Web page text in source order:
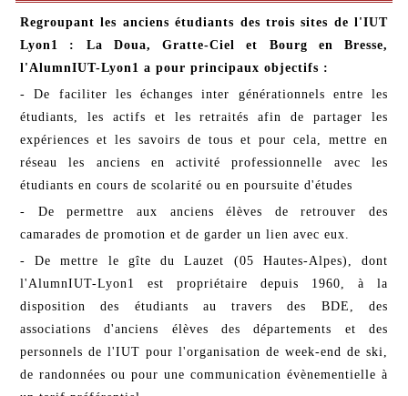
Regroupant les anciens étudiants des trois sites de l'IUT
Lyon1 : La Doua, Gratte-Ciel et Bourg en Bresse,
l'AlumnIUT-Lyon1 a pour principaux objectifs :
- De faciliter les échanges inter générationnels entre les
étudiants, les actifs et les retraités afin de partager les
expériences et les savoirs de tous et pour cela, mettre en
réseau les anciens en activité professionnelle avec les
étudiants en cours de scolarité ou en poursuite d'études
- De permettre aux anciens élèves de retrouver des
camarades de promotion et de garder un lien avec eux.
- De mettre le gîte du Lauzet (05 Hautes-Alpes), dont
l'AlumnIUT-Lyon1 est propriétaire depuis 1960, à la
disposition des étudiants au travers des BDE, des
associations d'anciens élèves des départements et des
personnels de l'IUT pour l'organisation de week-end de ski,
de randonnées ou pour une communication évènementielle à